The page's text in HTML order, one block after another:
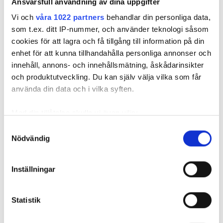
Vi och våra 1022 partners behandlar din personliga data,
som t.ex. ditt IP-nummer, och använder teknologi såsom
cookies för att lagra och få tillgång till information på din
enhet för att kunna tillhandahålla personliga annonser och
innehåll, annons- och innehållsmätning, åskådarinsikter
och produktutveckling. Du kan själv välja vilka som får
använda din data och i vilka syften.
som kan ha en noggrannhet på upp till flera meter
Ta reda på mer om hur dina personliga uppgifter
Du kan ändra eller dra tillbaka ditt samtycke när som
Nödvändig
Inställningar
Statistik
5 amatörmisstag som orsakar
kondens i kopplingarna
PUBLICERAD 3 AUG 2026, 05:00| UPPDATERAD